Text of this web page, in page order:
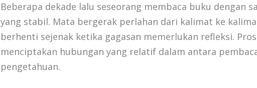
Beberapa dekade lalu seseorang membaca buku dengan
yang stabil. Mata bergerak perlahan dari kalimat ke
berhenti sejenak ketika gagasan memerlukan refleksi.
menciptakan hubungan yang relatif dalam antara
pengetahuan.